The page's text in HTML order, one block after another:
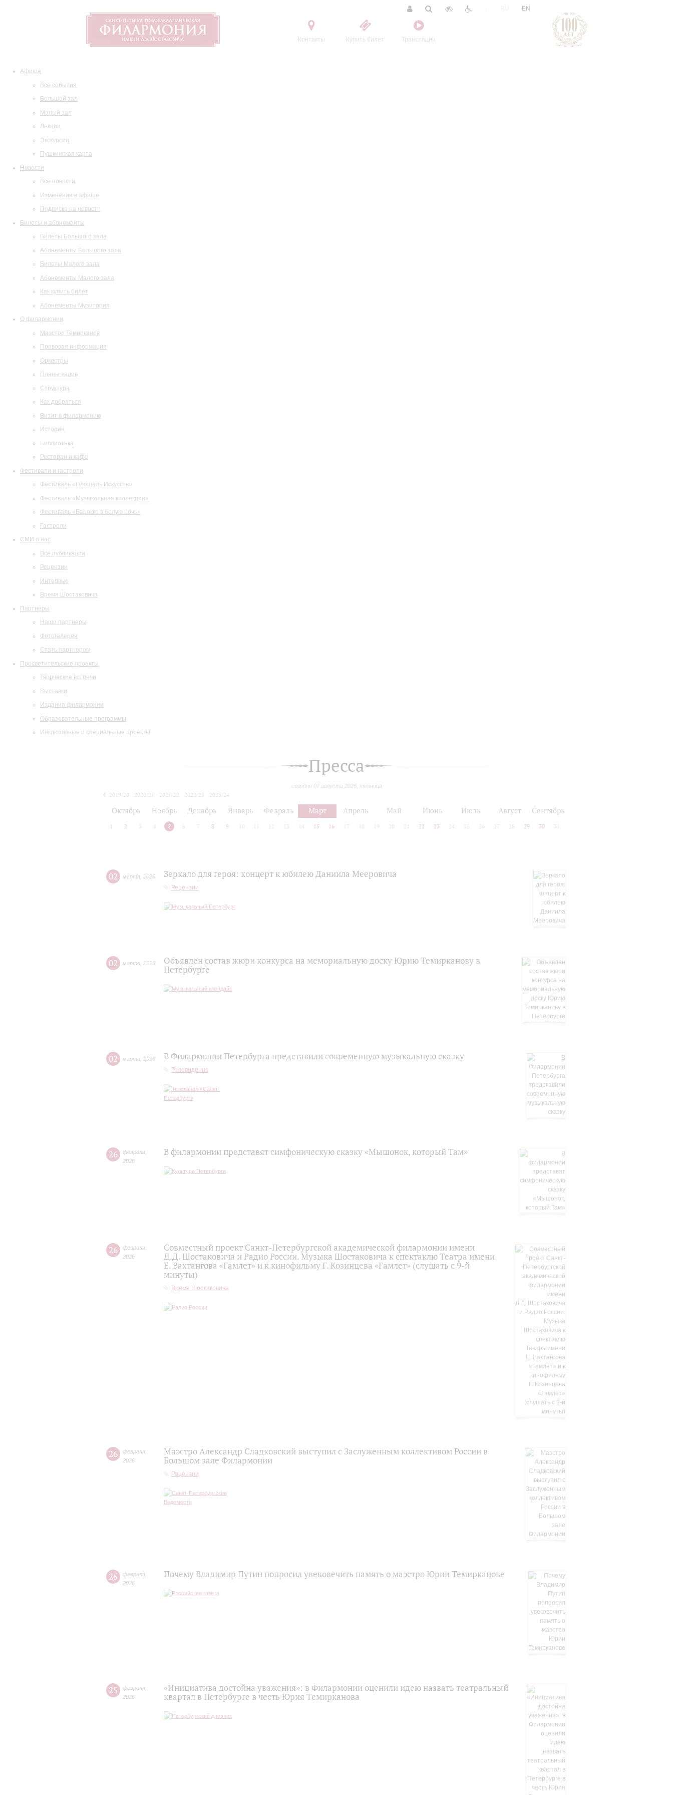
Контакты Купить билет Трансляции
EN
Афиша
Все события
Большой зал
Малый зал
Лекции
Экскурсии
Пушкинская карта
Новости
Все новости
Изменения в афише
Подписка на новости
Билеты и абонементы
Билеты Большого зала
Абонементы Большого зала
Билеты Малого зала
Абонементы Малого зала
Как купить билет
Абонементы Музитория
О филармонии
Маэстро Темирканов
Правовая информация
Оркестры
Планы залов
Структура
Как добраться
Визит в филармонию
История
Библиотека
Ресторан и кафе
Фестивали и гастроли
Фестиваль «Площадь Искусств»
Фестиваль «Музыкальная коллекция»
Фестиваль «Барокко в белую ночь»
Гастроли
СМИ о нас
Все публикации
Рецензии
Интервью
Время Шостаковича
Партнеры
Наши партнеры
Фотогалерея
Стать партнером
Просветительские проекты
Творческие встречи
Выставки
Издания филармонии
Образовательные программы
Инклюзивные и специальные проекты
Пресса
сегодня 07 августа 2026, пятница
2019/20 2020/21 2021/22 2022/23
2023/24
Октябрь Ноябрь Декабрь Январь Февраль Март Апрель Май Июнь Июль Август Сентябрь
1 2 3 4 5 6 7 8 9 10 12 13 14 15 16 17 18 19 20 21 22 23 24 25 26 27 28 29 30 31
02 марта 2026 Зеркало для героя: концерт к юбилею Даниила Мееровича
Рецензии
02 марта 2026
Объявлен состав жюри конкурса на мемориальную доску Юрию Темирканову в
Петербурге
02 марта 2026 В Филармонии Петербурга представили современную музыкальную сказку
Телевидение
26 февраля
2026
В филармонии представят симфоническую сказку «Мышонок, который Там»
26 февраля
2026
Совместный проект Санкт-Петербургской академической филармонии имени
Д.Д. Шостаковича и Радио России. Музыка Шостаковича к спектаклю Театра имени
Е. Вахтангова «Гамлет» и к кинофильму Г. Козинцева «Гамлет» (слушать с 9-й
минуты)
Время Шостаковича
26 февраля
2026
Маэстро Александр Сладковский выступил с Заслуженным коллективом России в
Большом зале Филармонии
Рецензии
25 февраля
2026
Почему Владимир Путин попросил увековечить память о маэстро Юрии Темирканове
25 февраля
2026
«Инициатива достойна уважения»: в Филармонии оценили идею назвать театральный
квартал в Петербурге в честь Юрия Темирканова